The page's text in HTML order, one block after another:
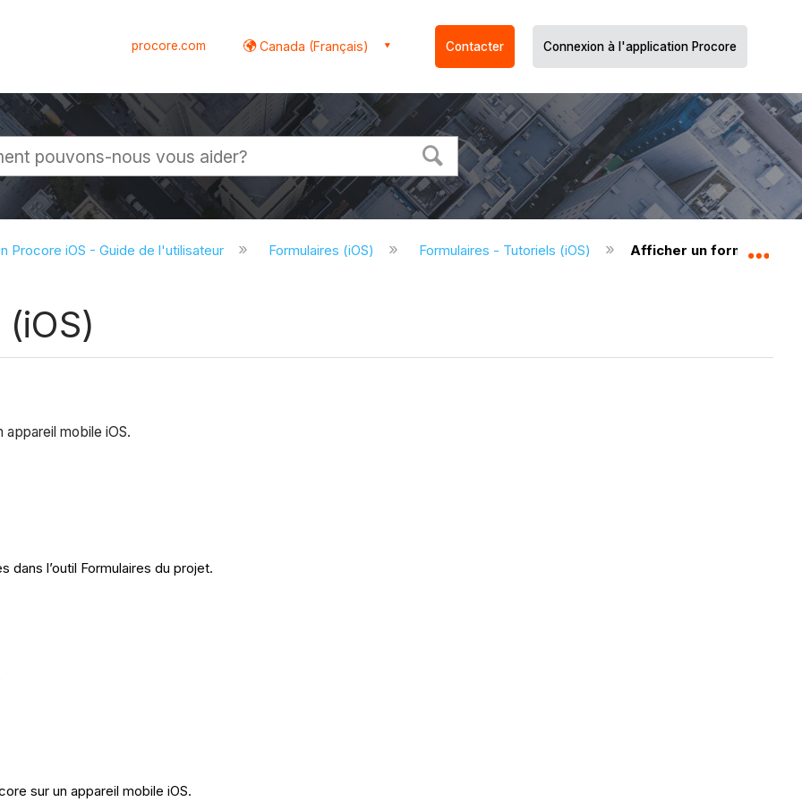
procore.com Canada (Français) Contacter Connexion à l'application Procore
Procore iOS - Guide de l'utilisateur Formulaires (iOS) Formulaires - Tutoriels (iOS) Afficher un formulaire
mobile iOS.
dans l’outil Formulaires du projet.
sur un appareil mobile iOS.